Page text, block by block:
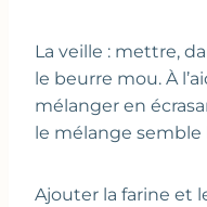
La veille : mettre,
le beurre mou. À
mélanger en
le mélange
Ajouter la farine et